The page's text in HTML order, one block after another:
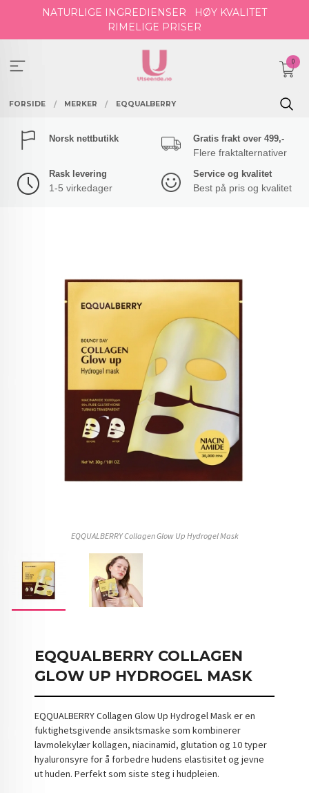
NATURLIGE INGREDIENSER
HØY KVALITET
RIMELIGE PRISER
0
FORSIDE MERKER EQQUALBERRY
Norsk nettbutikk Gratis frakt over 499,-
Flere fraktalternativer
Rask levering
1-5 virkedager
Service og kvalitet
Best på pris og kvalitet
EQQUALBERRY Collagen Glow Up Hydrogel Mask
EQQUALBERRY COLLAGEN
GLOW UP HYDROGEL MASK
EQQUALBERRY Collagen Glow Up Hydrogel Mask er en
fuktighetsgivende ansiktsmaske som kombinerer
lavmolekylær kollagen, niacinamid, glutation og 10 typer
hyaluronsyre for å forbedre hudens elastisitet og jevne
ut huden. Perfekt som siste steg i hudpleien.